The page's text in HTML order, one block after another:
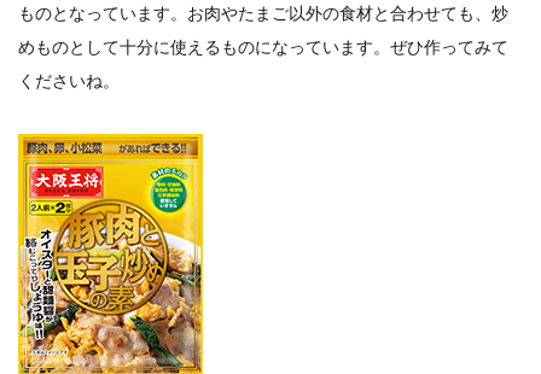
ものとなっています。お肉やたまご以外の食材と合わせても、炒
めものとして十分に使えるものになっています。ぜひ作ってみて
くださいね。